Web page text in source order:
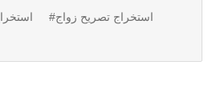
#استخراج تصريح زواج